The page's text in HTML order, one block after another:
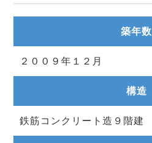
築年数
２００９年１２月
構造
鉄筋コンクリート造９階建